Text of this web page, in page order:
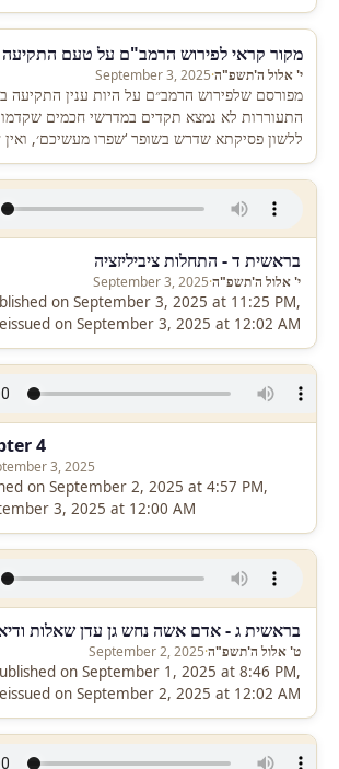
מקור קראי לפירוש הרמב"ם על טעם
י' אלול ה'תשפ"ה·
September 3, 2025
מפורסם שלפירוש הרמב״ם על היות ענין התקיעה
התעוררות לא נמצא תקדים במדרשי חכמים שקדמו
ללשון פסיקתא שדרש בשופר ‘שפרו מעשיכם׳,
בראשית ד - התחלות ציביליזציה
י' אלול ה'תשפ"ה·
September 3, 2025
on September 3, 2025 at 11:25 PM,
on September 3, 2025 at 12:02 AM
4
3, 2025
on September 2, 2025 at 4:57 PM,
3, 2025 at 12:00 AM
בראשית ג - אדם אשה נחש גן עדן שאלות
ט' אלול ה'תשפ"ה·
September 2, 2025
on September 1, 2025 at 8:46 PM,
on September 2, 2025 at 12:02 AM